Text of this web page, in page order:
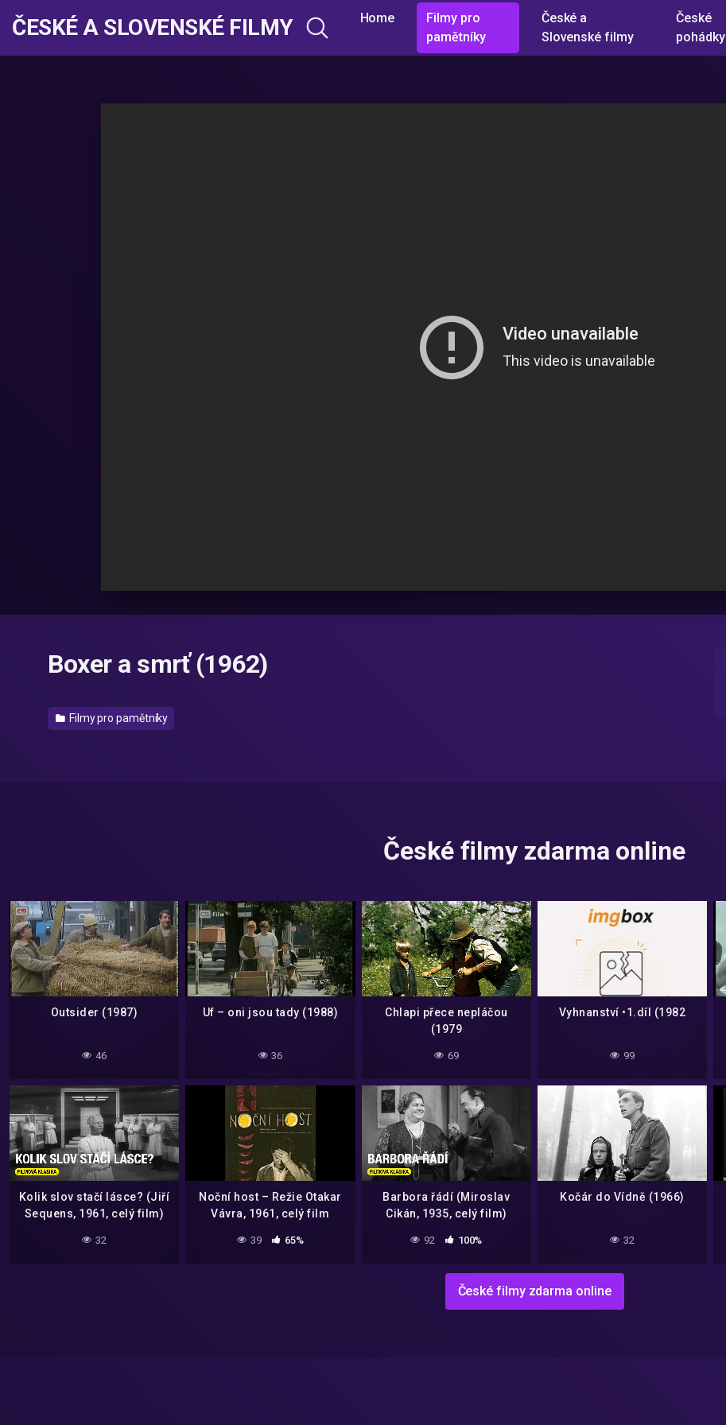
ČESKÉ A SLOVENSKÉ FILMY Home
Filmy pro
pamětníky
České a
Slovenské filmy
České
pohádky
Boxer a smrť (1962)
Filmy pro pamětníky
České filmy zdarma online
Outsider (1987)
46
Uf – oni jsou tady (1988)
36
Chlapi přece nepláčou
(1979
69
Vyhnanství •1.díl (1982
99
Kolik slov stačí lásce? (Jiří
Sequens, 1961, celý film)
32
Noční host – Režie Otakar
Vávra, 1961, celý film
39 65%
Barbora řádí (Miroslav
Cikán, 1935, celý film)
92 100%
Kočár do Vídně (1966)
32
České filmy zdarma online